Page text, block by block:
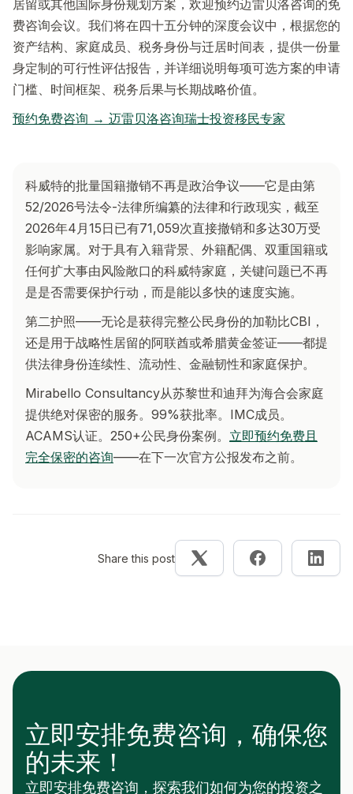
居留或其他国际身份规划方案，欢迎预约迈雷贝洛咨询的免
费咨询会议。我们将在四十五分钟的深度会议中，根据您的
资产结构、家庭成员、税务身份与迁居时间表，提供一份量
身定制的可行性评估报告，并详细说明每项可选方案的申请
门槛、时间框架、税务后果与长期战略价值。
预约免费咨询 → 迈雷贝洛咨询瑞士投资移民专家
科威特的批量国籍撤销不再是政治争议——它是由第
52/2026号法令-法律所编纂的法律和行政现实，截至
2026年4月15日已有71,059次直接撤销和多达30万受
影响家属。对于具有入籍背景、外籍配偶、双重国籍或
任何扩大事由风险敞口的科威特家庭，关键问题已不再
是是否需要保护行动，而是能以多快的速度实施。
第二护照——无论是获得完整公民身份的加勒比CBI，
还是用于战略性居留的阿联酋或希腊黄金签证——都提
供法律身份连续性、流动性、金融韧性和家庭保护。
Mirabello Consultancy从苏黎世和迪拜为海合会家庭
提供绝对保密的服务。99%获批率。IMC成员。
ACAMS认证。250+公民身份案例。 立即预约免费且
完全保密的咨询——在下一次官方公报发布之前。
Share this post
立即安排免费咨询，确保您
的未来！
立即安排免费咨询，探索我们如何为您的投资之